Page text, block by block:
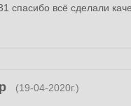
спасибо всё сделали
(19-04-2020г.)